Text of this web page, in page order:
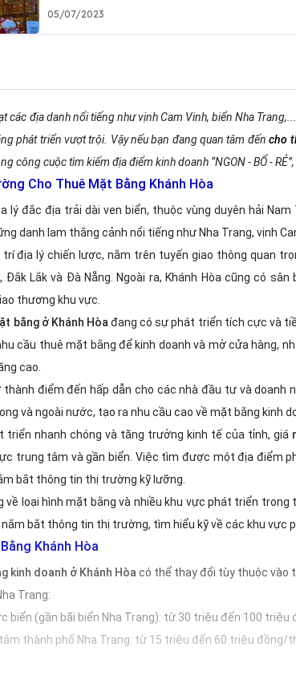
05/07/2023
các địa danh nổi tiếng như vịnh Cam Vinh, biển Nha
phát triển vượt trội. Vậy nếu bạn đang quan tâm đếncho
công cuộc tìm kiếm địa điểm kinh doanh “NGON - BỔ -
Cho Thuê Mặt Bằng Khánh Hòa
lý đắc địa trải dài ven biển, thuộc vùng duyên hải
danh lam thắng cảnh nổi tiếng như Nha Trang, vịnh
trí địa lý chiến lược, nằm trên tuyến giao thông quan
Đắk Lắk và Đà Nẵng. Ngoài ra, Khánh Hòa cũng có
thương khu vực.
bằng ở Khánh Hòađang có sự phát triển tích cực và
cầu thuê mặt bằng để kinh doanh và mở cửa hàng,
cao.
thành điểm đến hấp dẫn cho các nhà đầu tư và
và ngoài nước, tạo ra nhu cầu cao về mặt bằng kinh
triển nhanh chóng và tăng trưởng kinh tế của tỉnh, giá
trung tâm và gần biển. Việc tìm được một địa điểm
bắt thông tin thị trường kỹ lưỡng.
về loại hình mặt bằng và nhiều khu vực phát triển
bắt thông tin thị trường, tìm hiểu kỹ về các khu vực
Khánh Hòa
kinh doanh ở Khánh Hòa có thể thay đổi tùy thuộc vào
Trang:
biển (gần bãi biển Nha Trang): từ 30 triệu đến 100 triệu
thành phố Nha Trang: từ 15 triệu đến 60 triệu đồng/